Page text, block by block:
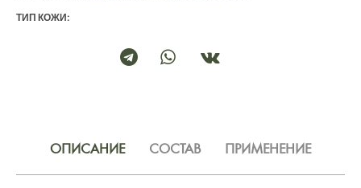
ТИП КОЖИ:
ОПИСАНИЕ СОСТАВ ПРИМЕНЕНИЕ